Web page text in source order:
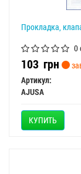
Прокладка,
0
103 грн
Артикул:
AJUSA
КУПИТЬ